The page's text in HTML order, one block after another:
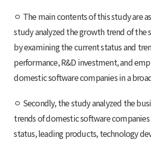
ㅇ The main contents of this study are
study analyzed the growth trend of the
by examining the current status and
performance, R&D investment, and
domestic software companies in a
ㅇ Secondly, the study analyzed the
trends of domestic software companies
status, leading products, technology